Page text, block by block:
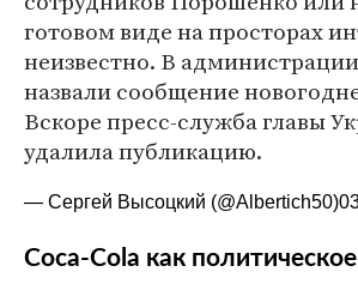
готовом виде на просторах
неизвестно. В
назвали сообщение
Вскоре пресс-служба главы
удалила публикацию.
— Сергей Высоцкий (@Albertich50)
Coca-Cola как